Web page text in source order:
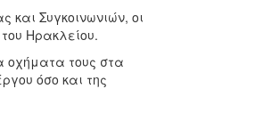
Συγκοινωνιών, οι
Ηρακλείου.
οχήματα τους στα
όσο και της